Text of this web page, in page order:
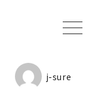
j-sure